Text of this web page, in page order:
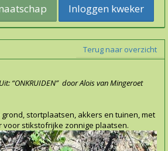
Inloggen kweker
Terug naar overzicht
door Alois van Mingeroet
stortplaatsen, akkers en tuinen, met
stikstofrijke zonnige plaatsen.